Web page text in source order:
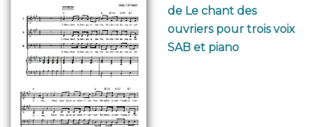
de Le chant des
ouvriers pour trois voix
SAB et piano